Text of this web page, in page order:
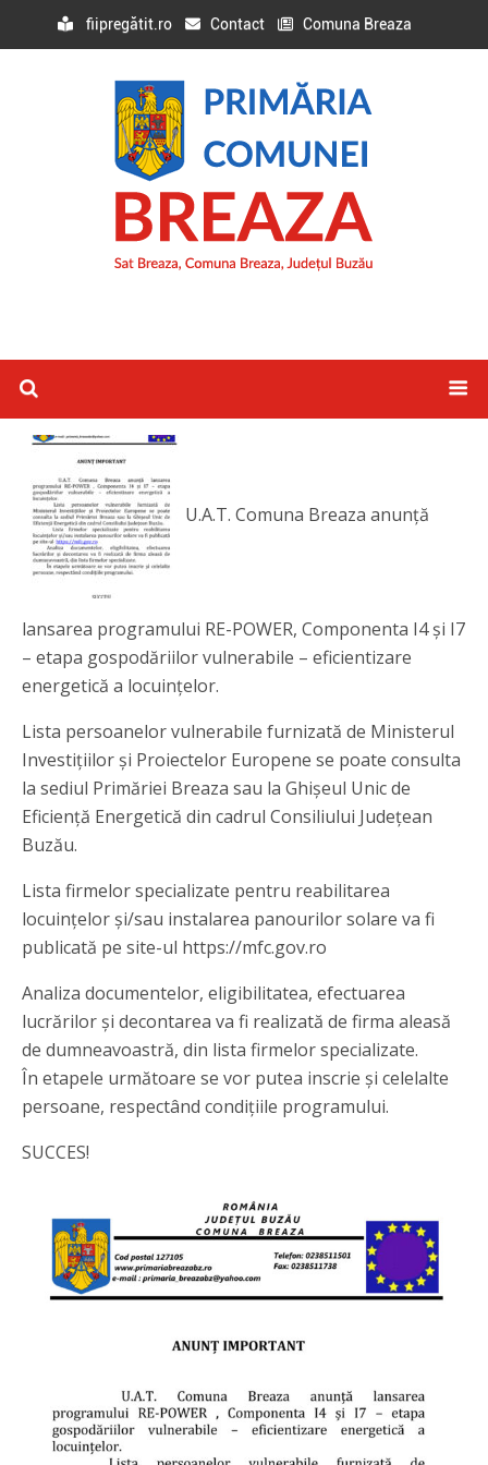
fiipregătit.ro Contact Comuna Breaza
U.A.T. Comuna Breaza anunță
lansarea programului RE-POWER, Componenta I4 și I7
– etapa gospodăriilor vulnerabile – eficientizare
energetică a locuințelor.
Lista persoanelor vulnerabile furnizată de Ministerul
Investițiilor și Proiectelor Europene se poate consulta
la sediul Primăriei Breaza sau la Ghișeul Unic de
Eficiență Energetică din cadrul Consiliului Județean
Buzău.
Lista firmelor specializate pentru reabilitarea
locuințelor și/sau instalarea panourilor solare va fi
publicată pe site-ul https://mfc.gov.ro
Analiza documentelor, eligibilitatea, efectuarea
lucrărilor și decontarea va fi realizată de firma aleasă
de dumneavoastră, din lista firmelor specializate.
În etapele următoare se vor putea inscrie și celelalte
persoane, respectând condițiile programului.
SUCCES!